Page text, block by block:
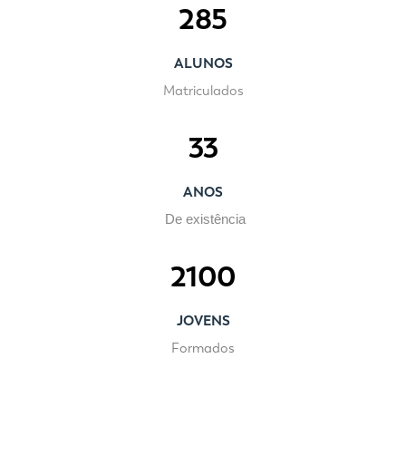
285
ALUNOS
Matriculados
33
ANOS
De existência
2100
JOVENS
Formados